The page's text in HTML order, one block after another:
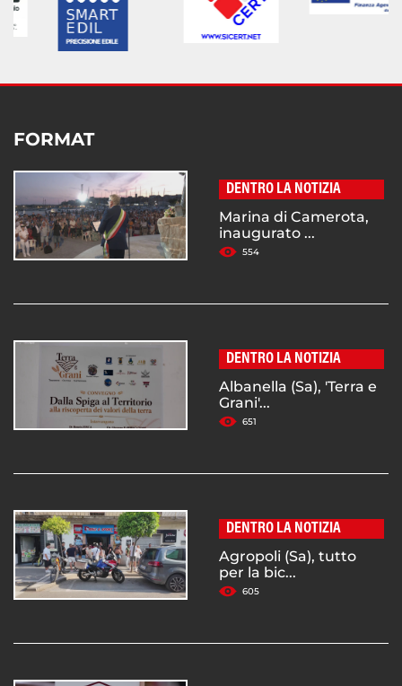
FORMAT
DENTRO LA NOTIZIA
Marina di Camerota,
inaugurato ...
554
DENTRO LA NOTIZIA
Albanella (Sa), 'Terra e
Grani'...
651
DENTRO LA NOTIZIA
Agropoli (Sa), tutto
per la bic...
605